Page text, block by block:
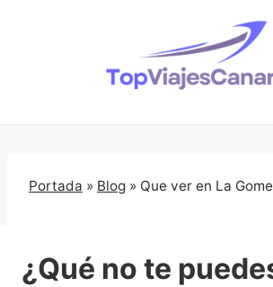
Portada » Blog » Que ver en La
¿Qué no te